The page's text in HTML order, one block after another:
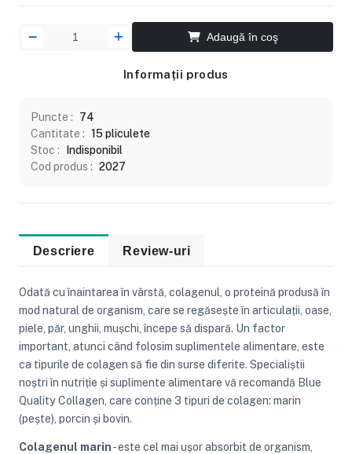
Adaugă în coş
Informații produs
Puncte :
74
Cantitate : 15 pliculete
Stoc :
Indisponibil
Cod produs : 2027
Descriere Review-uri
Odată cu înaintarea în vârstă, colagenul, o proteină produsă în
mod natural de organism, care se regăsește în articulații, oase,
piele, păr, unghii, mușchi, începe să dispară. Un factor
important, atunci când folosim suplimentele alimentare, este
ca tipurile de colagen să fie din surse diferite. Specialiștii
noștri în nutriție și suplimente alimentare vă recomandă Blue
Quality Collagen, care conține 3 tipuri de colagen: marin
(pește), porcin și bovin.
Colagenul marin- este cel mai ușor absorbit de organism,